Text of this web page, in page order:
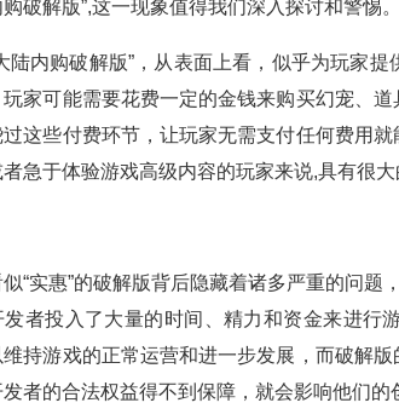
破解版”,这一现象值得我们深入探讨和警惕。
陆内购破解版”，从表面上看，似乎为玩家
玩家可能需要花费一定的金钱来购买幻宠、
这些付费环节，让玩家无需支付任何费用
急于体验游戏高级内容的玩家来说,具有很大
“实惠”的破解版背后隐藏着诸多严重的问题
发者投入了大量的时间、精力和资金来进行
持游戏的正常运营和进一步发展，而破解
者的合法权益得不到保障，就会影响他们的